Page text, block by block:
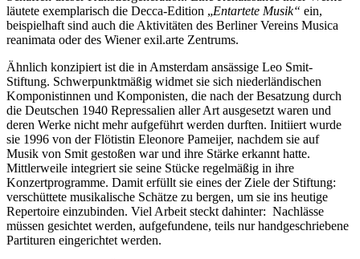
läutete exemplarisch die Decca-Edition „Entartete Musik“ ein,
beispielhaft sind auch die Aktivitäten des Berliner Vereins Musica
reanimata oder des Wiener exil.arte Zentrums.
Ähnlich konzipiert ist die in Amsterdam ansässige Leo Smit-
Stiftung. Schwerpunktmäßig widmet sie sich niederländischen
Komponistinnen und Komponisten, die nach der Besatzung durch
die Deutschen 1940 Repressalien aller Art ausgesetzt waren und
deren Werke nicht mehr aufgeführt werden durften. Initiiert wurde
sie 1996 von der Flötistin Eleonore Pameijer, nachdem sie auf
Musik von Smit gestoßen war und ihre Stärke erkannt hatte.
Mittlerweile integriert sie seine Stücke regelmäßig in ihre
Konzertprogramme. Damit erfüllt sie eines der Ziele der Stiftung:
verschüttete musikalische Schätze zu bergen, um sie ins heutige
Repertoire einzubinden. Viel Arbeit steckt dahinter: Nachlässe
müssen gesichtet werden, aufgefundene, teils nur handgeschriebene
Partituren eingerichtet werden.